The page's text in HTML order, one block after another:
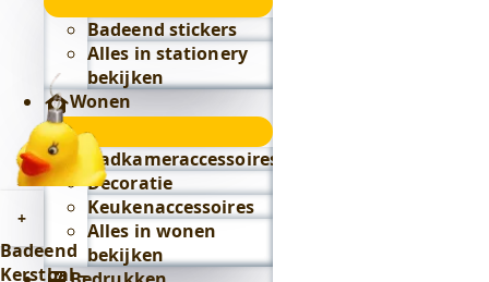
submenu
Badeend stickers
Alles in stationery
bekijken
Wonen
submenu
Badkameraccessoires
Decoratie
Keukenaccessoires
Alles in wonen
bekijken
+
Toevoegen
aan
winkelwagen
Badeend
Kerstbal –